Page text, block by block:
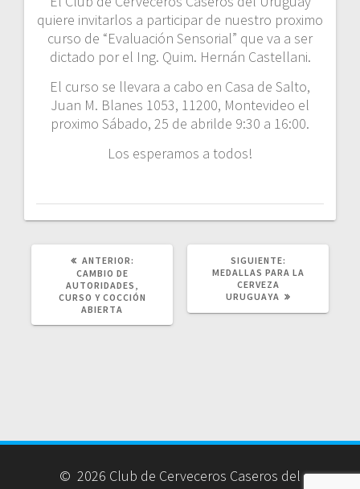
quiere invitarlos a participar de nuestro proximo
curso de “Evaluación Sensorial” que va a ser
dictado por el Ing. Quim. Hernán Castellani.
El curso se llevara a cabo en Casa de Salto,
Juan M. Blanes 1053, 11200, Montevideo el
proximo Sábado, 25 de abrilde 9:30 a 16:00.
Los esperamos a todos!
ANTERIOR:
CAMBIO DE
AUTORIDADES,
CURSO Y COCCIÓN
ABIERTA
SIGUIENTE:
POST:
MEDALLAS PARA LA
CERVEZA
URUGUAYA
© 2026 Club de Cerveceros Caseros del